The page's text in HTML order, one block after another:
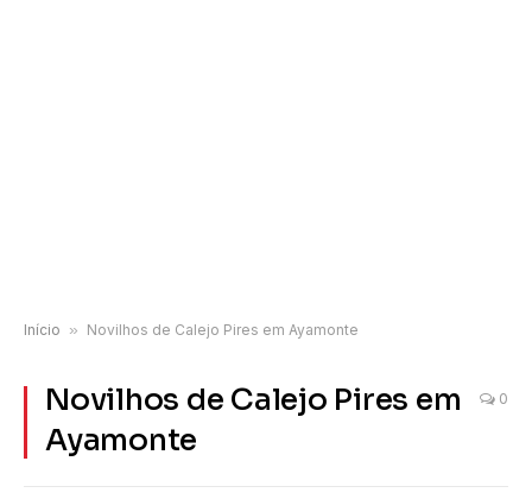
Início » Novilhos de Calejo Pires em Ayamonte
Novilhos de Calejo Pires em
Ayamonte
0